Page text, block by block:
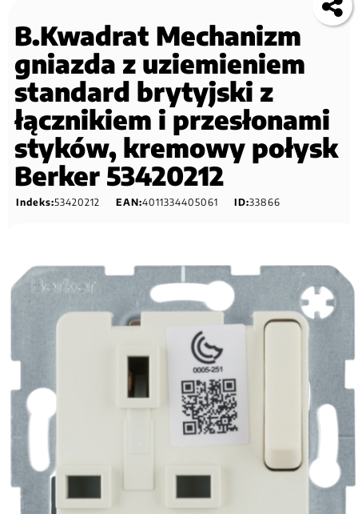
B.Kwadrat Mechanizm
gniazda z uziemieniem
standard brytyjski z
łącznikiem i przesłonami
styków, kremowy połysk
Berker 53420212
Indeks:53420212 EAN:4011334405061 ID:33866